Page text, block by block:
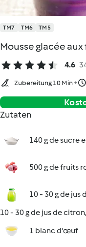
TM7 TM6 TM5
Mousse glacée
4.6
Zubereitung 10 Min
Zutaten
140 g de sucre
500 g de fruits
10 - 30 g de jus
10 - 30 g de jus de
1 blanc d'œuf